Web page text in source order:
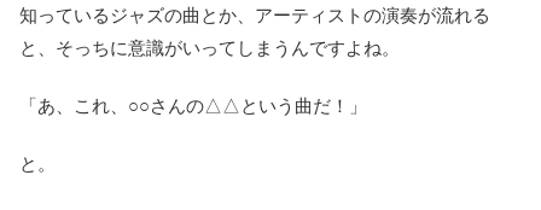
知っているジャズの曲とか、アーティストの演奏が流れる
と、そっちに意識がいってしまうんですよね。
「あ、これ、○○さんの△△という曲だ！」
と。